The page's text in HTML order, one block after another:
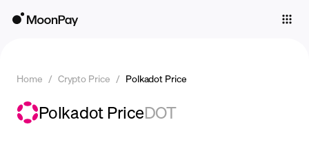
Home / Crypto Price / Polkadot Price
Polkadot PriceDOT